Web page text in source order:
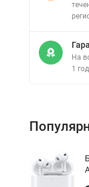
На
1 год